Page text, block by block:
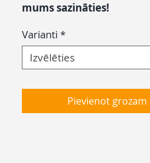
mums sazināties!
Varianti *
Izvēlēties
Pievienot grozam